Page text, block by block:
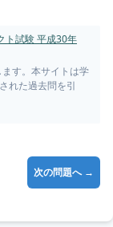
ト試験 平成30年
す。本サイトは学
れた過去問を引
次の問題へ →